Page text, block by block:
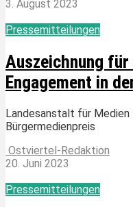
3. August 2023
Pressemitteilungen
Auszeichnung
Engagement in
Landesanstalt für Medien
Bürgermedienpreis
Ostviertel-Redaktion
20. Juni 2023
Pressemitteilungen